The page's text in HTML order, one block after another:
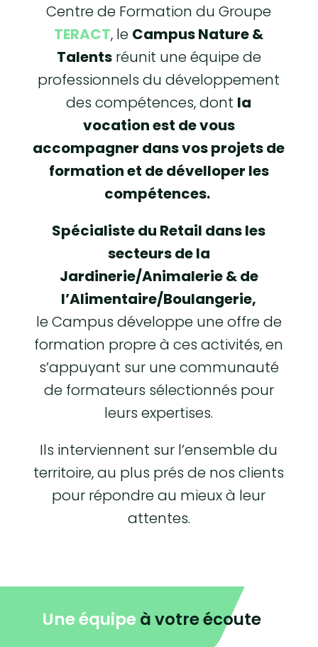
Centre de Formation du Groupe
TERACT, le Campus Nature &
Talentsréunit une équipe de
professionnels du développement
des compétences, dont la
vocation est de vous
accompagner dans vos projetsde
formation et de dévelloper les
compétences.
Spécialiste du Retail dans les
secteurs de la
Jardinerie/Animalerie & de
l’Alimentaire/Boulangerie,
le Campus développe une offre de
formation propre à ces activités, en
s’appuyant sur une communauté
de formateurs sélectionnés pour
leurs expertises.
Ils interviennent sur l’ensemble du
territoire, au plus prés de nos clients
pour répondre au mieux à leur
attentes.
Une équipeà votre écoute